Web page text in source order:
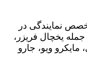
نمایندگی در
یخچال فریزر،
ویو، جارو